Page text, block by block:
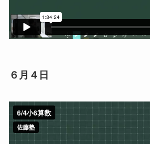
６月４日